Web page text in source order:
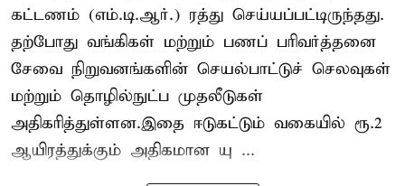
கட்டணம் (எம்.டி.ஆர்.) ரத்து செய்யப்பட்டிருந்தது.
தற்போது வங்கிகள் மற்றும் பணப் பரிவர்த்தனை
சேவை நிறுவனங்களின் செயல்பாட்டுச் செலவுகள்
மற்றும் தொழில்நுட்ப முதலீடுகள்
அதிகரித்துள்ளன.இதை ஈடுகட்டும் வகையில் ரூ.2
ஆயிரத்துக்கும் அதிகமான யு ...